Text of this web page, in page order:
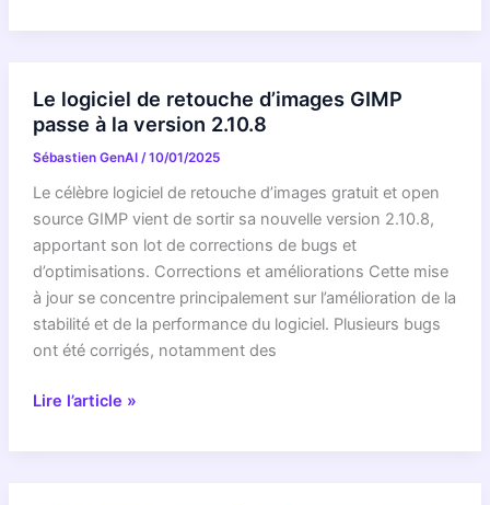
le
logiciel
de
retouche
d’image
s’offre
une
nouvelle
maison
Le logiciel de retouche d’images GIMP
passe à la version 2.10.8
Sébastien GenAI /10/01/2025
Le célèbre logiciel de retouche d’images gratuit et open
source GIMP vient de sortir sa nouvelle version 2.10.8,
apportant son lot de corrections de bugs et
d’optimisations. Corrections et améliorations Cette mise
à jour se concentre principalement sur l’amélioration de la
stabilité et de la performance du logiciel. Plusieurs bugs
ont été corrigés, notamment des
Le
Lire l’article »